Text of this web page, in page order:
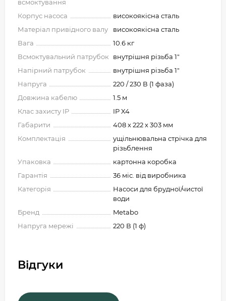
всмоктування
Корпус насоса
високоякісна сталь
Матеріал привідного валу
високоякісна сталь
Вага
10.6 кг
Всмоктувальний патрубок
внутрішня різьба 1"
Напірний патрубок
внутрішня різьба 1"
Напруга
220 / 230 В (1 фаза)
Довжина кабелю
1.5 м
Клас захисту IP
IP X4
Габарити
408 x 222 x 303 мм
Комплектація
ущільнювальна стрічка для
різьблення
Упаковка
картонна коробка
Гарантія
36 міс. від виробника
Категорія
Насоси для брудної/чистої
води
Бренд
Metabo
Напруга мережі
220 В (1 ф)
Відгуки